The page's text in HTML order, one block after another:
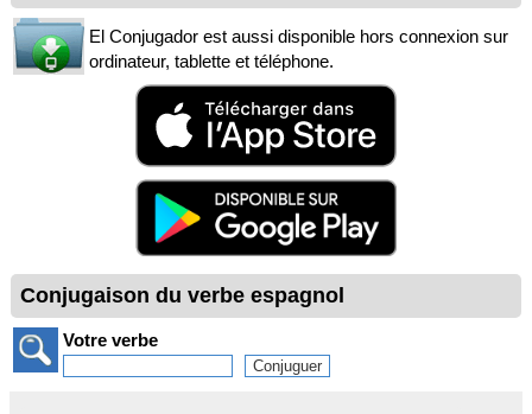
El Conjugador est aussi disponible hors connexion sur
ordinateur, tablette et téléphone.
Conjugaison du verbe espagnol
Votre verbe